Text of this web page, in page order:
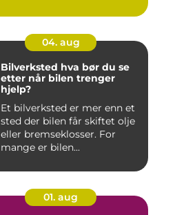
04. aug
Bilverksted hva bør du se
etter når bilen trenger
hjelp?
Et bilverksted er mer enn et
sted der bilen får skiftet olje
eller bremseklosser. For
mange er bilen...
01. aug